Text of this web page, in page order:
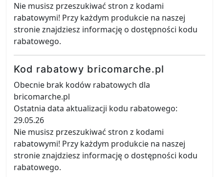
Nie musisz przeszukiwać stron z kodami
rabatowymi! Przy każdym produkcie na naszej
stronie znajdziesz informację o dostępności kodu
rabatowego.
Kod rabatowy bricomarche.pl
Obecnie brak kodów rabatowych dla
bricomarche.pl
Ostatnia data aktualizacji kodu rabatowego:
29.05.26
Nie musisz przeszukiwać stron z kodami
rabatowymi! Przy każdym produkcie na naszej
stronie znajdziesz informację o dostępności kodu
rabatowego.